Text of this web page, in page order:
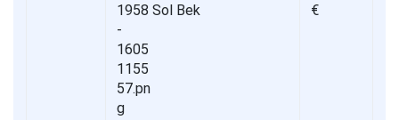
Sol Bek
€